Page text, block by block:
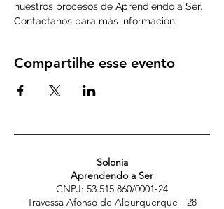
nuestros procesos de Aprendiendo a Ser.
Contactanos para más información.
Compartilhe esse evento
Solonia
Aprendendo a Ser
CNPJ: 53.515.860/0001-24
Travessa Afonso de Alburquerque - 28